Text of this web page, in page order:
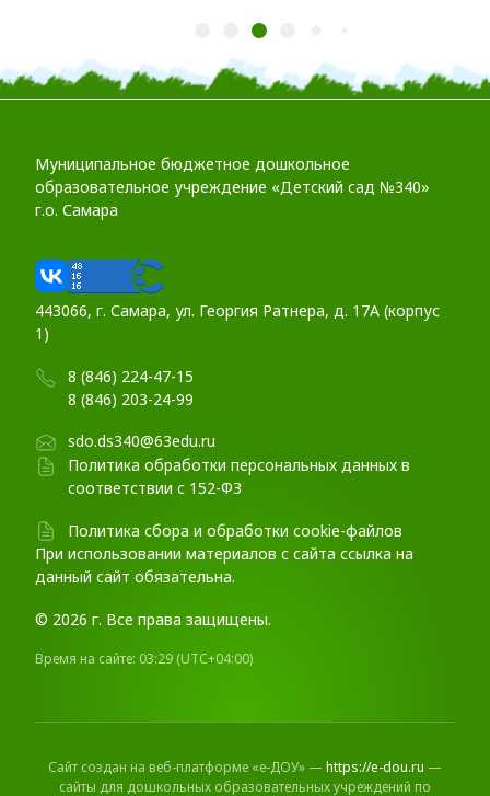
Муниципальное бюджетное дошкольное
образовательное учреждение «Детский сад №340»
г.о. Самара
443066, г. Самара, ул. Георгия Ратнера, д. 17А (корпус
1)
8 (846) 224-47-15
8 (846) 203-24-99
sdo.ds340@63edu.ru
Политика обработки персональных данных в
соответствии с 152-ФЗ
Политика сбора и обработки cookie-файлов
При использовании материалов c сайта ссылка на
данный сайт обязательна.
© 2026 г. Все права защищены.
Время на сайте: 03:29 (UTC+04:00)
Сайт создан на веб-платформе «е-ДОУ» — https://e-dou.ru —
сайты для дошкольных образовательных учреждений по